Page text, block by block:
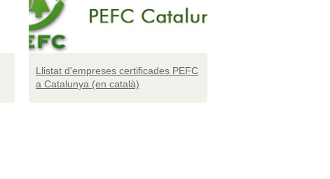
Llistat d'empreses certificades PEFC
a Catalunya (en català)